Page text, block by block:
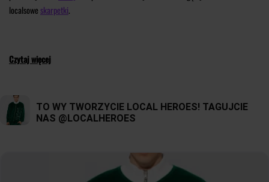
localsoweskarpetki.
Czytaj więcej